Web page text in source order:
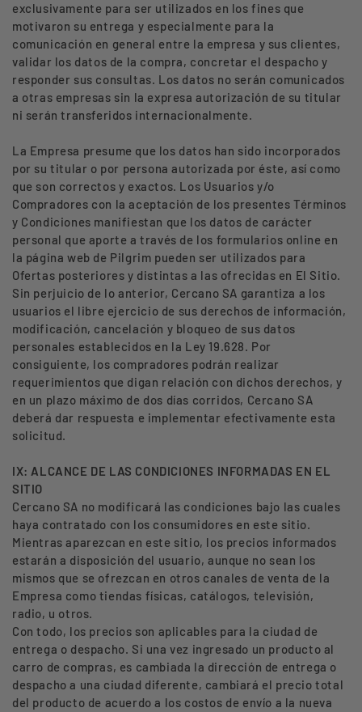
exclusivamente para ser utilizados en los fines que
motivaron su entrega y especialmente para la
comunicación en general entre la empresa y sus clientes,
validar los datos de la compra, concretar el despacho y
responder sus consultas. Los datos no serán comunicados
a otras empresas sin la expresa autorización de su titular
ni serán transferidos internacionalmente.
La Empresa presume que los datos han sido incorporados
por su titular o por persona autorizada por éste, así como
que son correctos y exactos. Los Usuarios y/o
Compradores con la aceptación de los presentes Términos
y Condiciones manifiestan que los datos de carácter
personal que aporte a través de los formularios online en
la página web de Pilgrim pueden ser utilizados para
Ofertas posteriores y distintas a las ofrecidas en El Sitio.
Sin perjuicio de lo anterior, Cercano SA garantiza a los
usuarios el libre ejercicio de sus derechos de información,
modificación, cancelación y bloqueo de sus datos
personales establecidos en la Ley 19.628. Por
consiguiente, los compradores podrán realizar
requerimientos que digan relación con dichos derechos, y
en un plazo máximo de dos días corridos, Cercano SA
deberá dar respuesta e implementar efectivamente esta
solicitud.
IX: ALCANCE DE LAS CONDICIONES INFORMADAS EN EL
SITIO
Cercano SA no modificará las condiciones bajo las cuales
haya contratado con los consumidores en este sitio.
Mientras aparezcan en este sitio, los precios informados
estarán a disposición del usuario, aunque no sean los
mismos que se ofrezcan en otros canales de venta de la
Empresa como tiendas físicas, catálogos, televisión,
radio, u otros.
Con todo, los precios son aplicables para la ciudad de
entrega o despacho. Si una vez ingresado un producto al
carro de compras, es cambiada la dirección de entrega o
despacho a una ciudad diferente, cambiará el precio total
del producto de acuerdo a los costos de envío a la nueva